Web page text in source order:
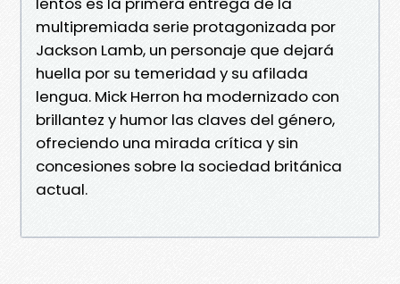
multipremiada serie protagonizada por
Jackson Lamb, un personaje que dejará
huella por su temeridad y su afilada
lengua. Mick Herron ha modernizado con
brillantez y humor las claves del género,
ofreciendo una mirada crítica y sin
concesiones sobre la sociedad británica
actual.